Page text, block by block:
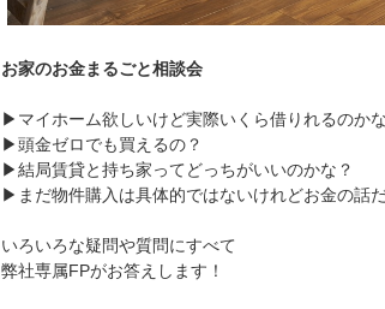
お家のお金まるごと相談会
▶マイホーム欲しいけど実際いくら借りれるのか
▶頭金ゼロでも買えるの？
▶結局賃貸と持ち家ってどっちがいいのかな？
▶まだ物件購入は具体的ではないけれどお金の話
いろいろな疑問や質問にすべて
弊社専属FPがお答えします！